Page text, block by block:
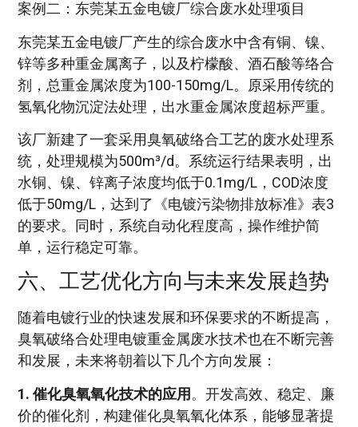
案例二：东莞某五金电镀厂综合废水处理项目
东莞某五金电镀厂产生的综合废水中含有铜、镍、
锌等多种重金属离子，以及柠檬酸、酒石酸等络合
剂，总重金属浓度为100-150mg/L。原采用传统的
氢氧化物沉淀法处理，出水重金属浓度超标严重。
该厂新建了一套采用臭氧破络合工艺的废水处理系
统，处理规模为500m³/d。系统运行结果表明，出
水铜、镍、锌离子浓度均低于0.1mg/L，COD浓度
低于50mg/L，达到了《电镀污染物排放标准》表3
的要求。同时，系统自动化程度高，操作维护简
单，运行稳定可靠。
六、工艺优化方向与未来发展趋势
随着电镀行业的快速发展和环保要求的不断提高，
臭氧破络合处理电镀重金属废水技术也在不断完善
和发展，未来将朝着以下几个方向发展：
1. 催化臭氧氧化技术的应用。开发高效、稳定、廉
价的催化剂，构建催化臭氧氧化体系，能够显著提